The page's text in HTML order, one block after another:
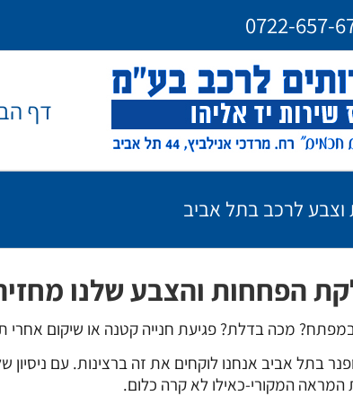
0722-657-
דף
וצבע לרכב בתל אביב
הפחחות והצבע שלנו
מכה בדלת? פגיעת חנייה קטנה או שיקום אחרי
המקורי-כאילו לא קרה כלום.